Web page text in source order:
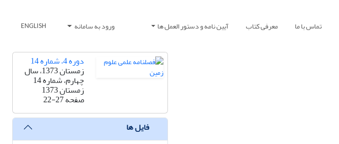
تماس با ما معرفی کتاب آیین نامه و دستور العمل ها ورود به سامانه ENGLISH
دوره 4، شماره 14
زمستان 1373، سال
چهارم، شماره 14
زمستان 1373
صفحه22-27
فایل ها